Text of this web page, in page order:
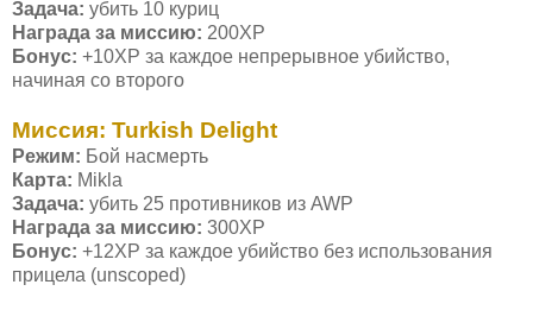
Задача: убить 10 куриц
Награда за миссию: 200ХР
Бонус: +10ХР за каждое непрерывное убийство,
начиная со второго
Миссия: Turkish Delight
Режим: Бой насмерть
Карта: Mikla
Задача: убить 25 противников из AWP
Награда за миссию: 300ХР
Бонус: +12ХР за каждое убийство без использования
прицела (unscoped)